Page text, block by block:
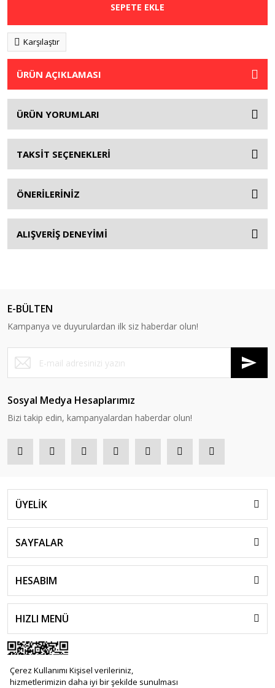
Çerez Kullanımı Kişisel verileriniz,
hizmetlerimizin daha iyi bir şekilde sunulması
SEPETE EKLE
Karşılaştır
ÜRÜN AÇIKLAMASI
ÜRÜN YORUMLARI
TAKSİT SEÇENEKLERİ
ÖNERİLERİNİZ
ALIŞVERİŞ DENEYİMİ
E-BÜLTEN
Kampanya ve duyurulardan ilk siz haberdar olun!
Sosyal Medya Hesaplarımız
Bizi takip edin, kampanyalardan haberdar olun!
ÜYELİK
SAYFALAR
HESABIM
HIZLI MENÜ